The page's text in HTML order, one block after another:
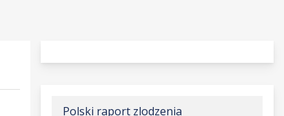
Polski raport zlodzenia